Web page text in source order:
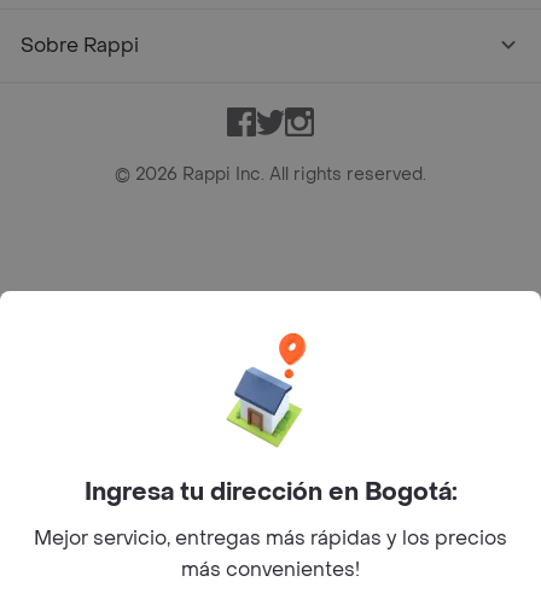
Sobre Rappi
Facebook
TwitterInstagram
© 2026 Rappi Inc. All rights reserved.
Bogotá D.C. --- notificacionesrappi@rappi.com
Ingresa tu dirección en Bogotá:
Mejor servicio, entregas más rápidas y los precios
más convenientes!